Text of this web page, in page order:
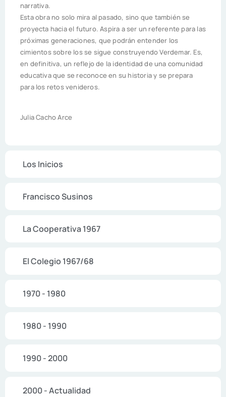
Los Inicios
Francisco Susinos
La Cooperativa 1967
El Colegio 1967/68
1970 - 1980
1980 - 1990
1990 - 2000
2000 - Actualidad
narrativa.
Esta obra no solo mira al pasado, sino que también se
proyecta hacia el futuro. Aspira a ser un referente para las
próximas generaciones, que podrán entender los
cimientos sobre los se sigue construyendo Verdemar. Es,
en definitiva, un reflejo de la identidad de una comunidad
educativa que se reconoce en su historia y se prepara
para los retos venideros.
Julia Cacho Arce